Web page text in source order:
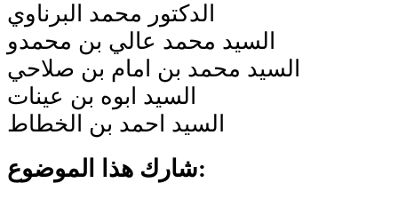
الدكتور محمد البرناوي
السيد محمد عالي بن محمدو
السيد محمد بن امام بن صلاحي
السيد ابوه بن عينات
السيد احمد بن الخطاط
شارك هذا الموضوع: